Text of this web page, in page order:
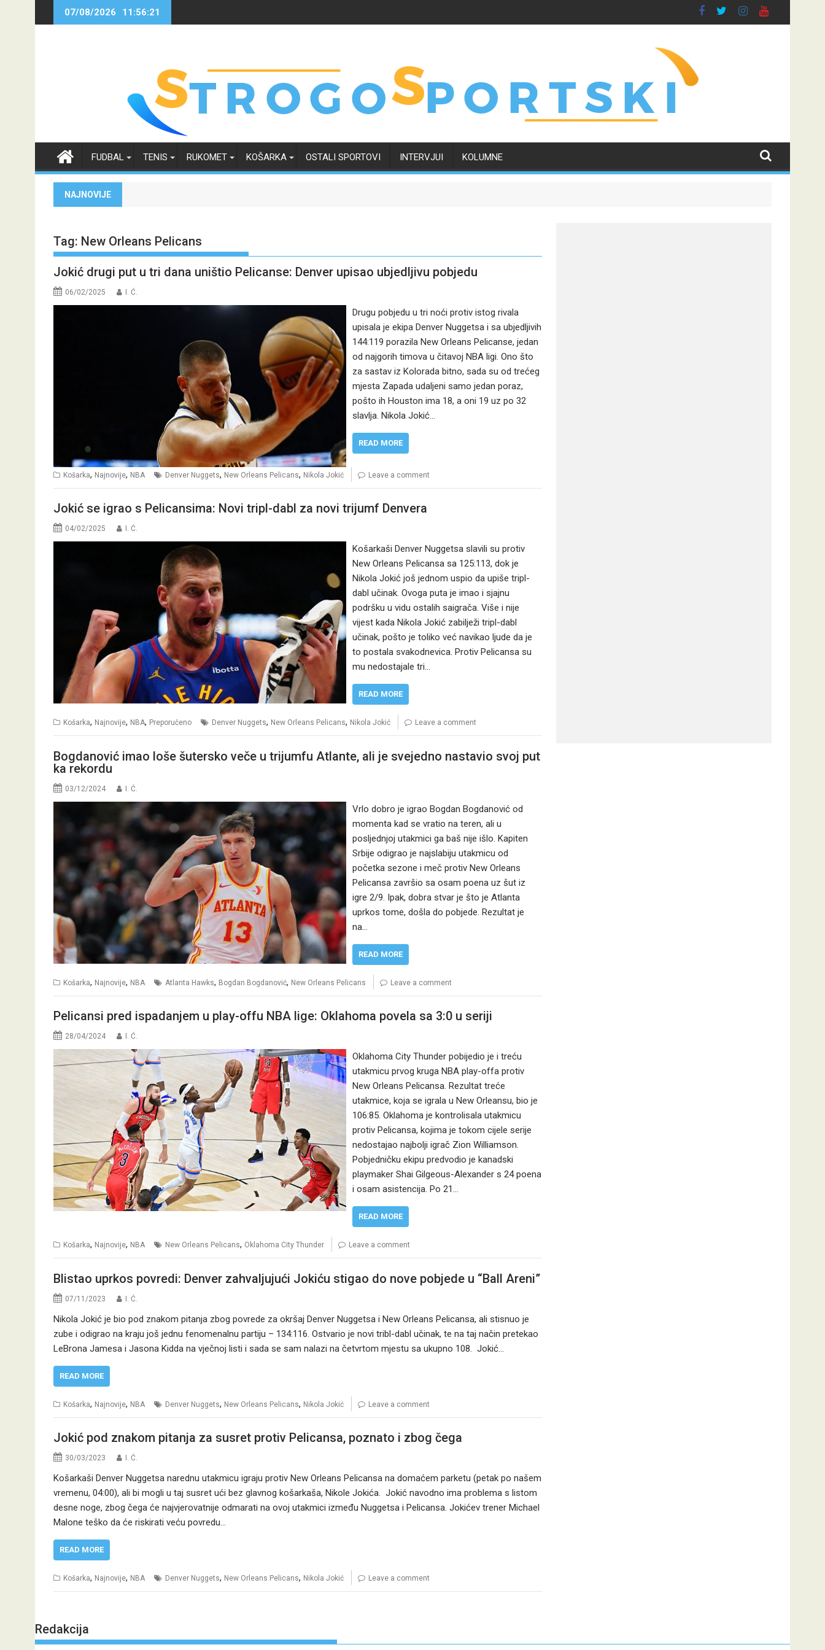
07/08/2026 11:56:22
FUDBAL TENIS RUKOMET KOŠARKA OSTALI SPORTOVI INTERVJUI KOLUMNE
NAJNOVIJE
Tag: New Orleans Pelicans
Jokić drugi put u tri dana uništio Pelicanse: Denver upisao ubjedljivu pobjedu
06/02/2025 I. Ć.
Drugu pobjedu u tri noći protiv istog rivala
upisala je ekipa Denver Nuggetsa i sa ubjedljivih
144:119 porazila New Orleans Pelicanse, jedan
od najgorih timova u čitavoj NBA ligi. Ono što
za sastav iz Kolorada bitno, sada su od trećeg
mjesta Zapada udaljeni samo jedan poraz,
pošto ih Houston ima 18, a oni 19 uz po 32
slavlja. Nikola Jokić…
READ MORE
Košarka, Najnovije, NBA Denver Nuggets, New Orleans Pelicans, Nikola Jokić Leave a comment
Jokić se igrao s Pelicansima: Novi tripl-dabl za novi trijumf Denvera
04/02/2025 I. Ć.
Košarkaši Denver Nuggetsa slavili su protiv
New Orleans Pelicansa sa 125:113, dok je
Nikola Jokić još jednom uspio da upiše tripl-
dabl učinak. Ovoga puta je imao i sjajnu
podršku u vidu ostalih saigrača. Više i nije
vijest kada Nikola Jokić zabilježi tripl-dabl
učinak, pošto je toliko već navikao ljude da je
to postala svakodnevica. Protiv Pelicansa su
mu nedostajale tri…
READ MORE
Košarka, Najnovije, NBA, Preporučeno Denver Nuggets, New Orleans Pelicans, Nikola Jokić Leave a comment
Bogdanović imao loše šutersko veče u trijumfu Atlante, ali je svejedno nastavio svoj put
ka rekordu
03/12/2024 I. Ć.
Vrlo dobro je igrao Bogdan Bogdanović od
momenta kad se vratio na teren, ali u
posljednjoj utakmici ga baš nije išlo. Kapiten
Srbije odigrao je najslabiju utakmicu od
početka sezone i meč protiv New Orleans
Pelicansa završio sa osam poena uz šut iz
igre 2/9. Ipak, dobra stvar je što je Atlanta
uprkos tome, došla do pobjede. Rezultat je
na…
READ MORE
Košarka, Najnovije, NBA Atlanta Hawks, Bogdan Bogdanović, New Orleans Pelicans Leave a comment
Pelicansi pred ispadanjem u play-offu NBA lige: Oklahoma povela sa 3:0 u seriji
28/04/2024 I. Ć.
Oklahoma City Thunder pobijedio je i treću
utakmicu prvog kruga NBA play-offa protiv
New Orleans Pelicansa. Rezultat treće
utakmice, koja se igrala u New Orleansu, bio je
106:85. Oklahoma je kontrolisala utakmicu
protiv Pelicansa, kojima je tokom cijele serije
nedostajao najbolji igrač Zion Williamson.
Pobjedničku ekipu predvodio je kanadski
playmaker Shai Gilgeous-Alexander s 24 poena
i osam asistencija. Po 21…
READ MORE
Košarka, Najnovije, NBA New Orleans Pelicans, Oklahoma City Thunder Leave a comment
Blistao uprkos povredi: Denver zahvaljujući Jokiću stigao do nove pobjede u “Ball Areni”
07/11/2023 I. Ć.
Nikola Jokić je bio pod znakom pitanja zbog povrede za okršaj Denver Nuggetsa i New Orleans Pelicansa, ali stisnuo je
zube i odigrao na kraju još jednu fenomenalnu partiju – 134:116. Ostvario je novi tribl-dabl učinak, te na taj način pretekao
LeBrona Jamesa i Jasona Kidda na vječnoj listi i sada se sam nalazi na četvrtom mjestu sa ukupno 108. Jokić…
READ MORE
Košarka, Najnovije, NBA Denver Nuggets, New Orleans Pelicans, Nikola Jokić Leave a comment
Jokić pod znakom pitanja za susret protiv Pelicansa, poznato i zbog čega
30/03/2023 I. Ć.
Košarkaši Denver Nuggetsa narednu utakmicu igraju protiv New Orleans Pelicansa na domaćem parketu (petak po našem
vremenu, 04:00), ali bi mogli u taj susret ući bez glavnog košarkaša, Nikole Jokića. Jokić navodno ima problema s listom
desne noge, zbog čega će najvjerovatnije odmarati na ovoj utakmici između Nuggetsa i Pelicansa. Jokićev trener Michael
Malone teško da će riskirati veću povredu…
READ MORE
Košarka, Najnovije, NBA Denver Nuggets, New Orleans Pelicans, Nikola Jokić Leave a comment
Redakcija